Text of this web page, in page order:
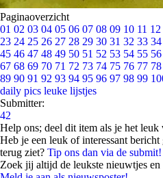
Paginaoverzicht
01 02 03 04 05 06 07 08 09 10 11 12
23 24 25 26 27 28 29 30 31 32 33 34
45 46 47 48 49 50 51 52 53 54 55 56
67 68 69 70 71 72 73 74 75 76 77 78
89 90 91 92 93 94 95 96 97 98 99
daily pics leuke lijstjes
Submitter:
42
Help ons; deel dit item als je het leuk
Heb je een leuk of interessant
terug ziet? Tip ons dan via de submit!
Zoek jij altijd de leukste nieuwtjes